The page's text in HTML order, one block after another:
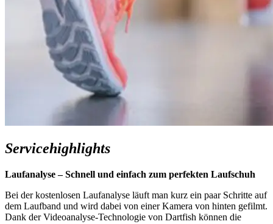
Servicehighlights
Laufanalyse – Schnell und einfach zum perfekten Laufschuh
Bei der kostenlosen Laufanalyse läuft man kurz ein paar Schritte auf
dem Laufband und wird dabei von einer Kamera von hinten gefilmt.
Dank der Videoanalyse-Technologie von Dartfish können die